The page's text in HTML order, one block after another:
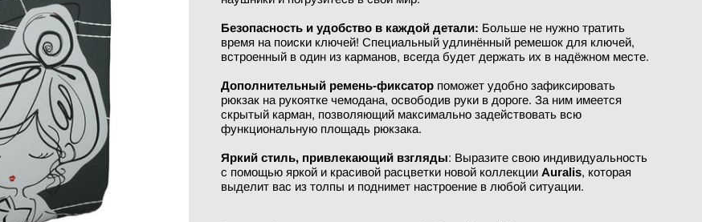
Безопасность и удобство в каждой детали: Больше не нужно тратить
время на поиски ключей! Специальный удлинённый ремешок для ключей,
встроенный в один из карманов, всегда будет держать их в надёжном месте.
Дополнительный ремень-фиксаторпоможет удобно зафиксировать
рюкзак на рукоятке чемодана, освободив руки в дороге. За ним имеется
скрытый карман, позволяющий максимально задействовать всю
функциональную площадь рюкзака.
Яркий стиль, привлекающий взгляды: Выразите свою индивидуальность
с помощью яркой и красивой расцветки новой коллекции Auralis, которая
выделит вас из толпы и поднимет настроение в любой ситуации.